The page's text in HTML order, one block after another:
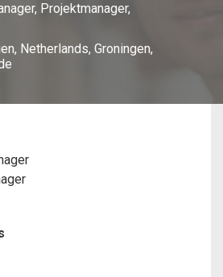
Interim
Manager,
Projektmanager,
Netherlands, Groningen,